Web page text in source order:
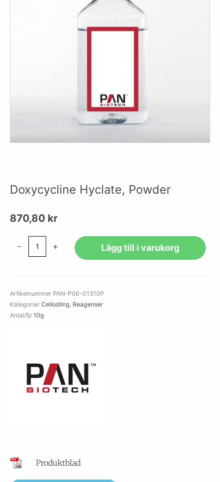
Doxycycline Hyclate, Powder
870,80 kr
- + Lägg till i varukorg
Artikelnummer PAN-P06-01310P
Kategorier Cellodling, Reagenser
Antal/fp 10g
Produktblad